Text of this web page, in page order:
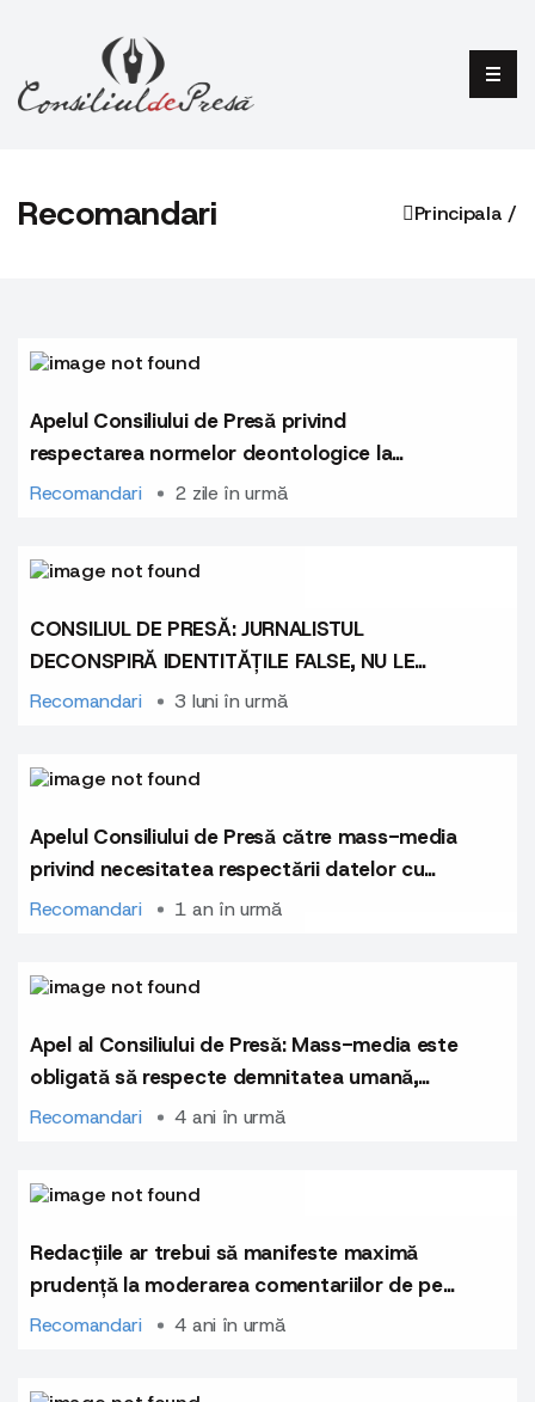
Recomandari Principala /
Apelul Consiliului de Presă privind
respectarea normelor deontologice la
publicarea materialelor cu caracter
Recomandari 2 zile în urmă
CONSILIUL DE PRESĂ: JURNALISTUL
DECONSPIRĂ IDENTITĂȚILE FALSE, NU LE
PROMOVEAZĂ
Recomandari 3 luni în urmă
Apelul Consiliului de Presă către mass-media
privind necesitatea respectării datelor cu
caracter personal la reflectarea unor
Recomandari 1 an în urmă
Apel al Consiliului de Presă: Mass-media este
obligată să respecte demnitatea umană,
inclusiv a persoanelor decedate
Recomandari 4 ani în urmă
Redacțiile ar trebui să manifeste maximă
prudență la moderarea comentariilor de pe
online pentru a preveni discursul de ură,
Recomandari 4 ani în urmă